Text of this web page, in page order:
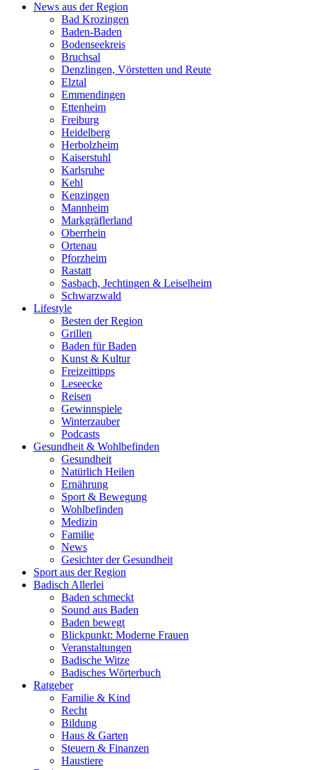
News aus der Region
Bad Krozingen
Baden-Baden
Bodenseekreis
Bruchsal
Denzlingen, Vörstetten und Reute
Elztal
Emmendingen
Ettenheim
Freiburg
Heidelberg
Herbolzheim
Kaiserstuhl
Karlsruhe
Kehl
Kenzingen
Mannheim
Markgräflerland
Oberrhein
Ortenau
Pforzheim
Rastatt
Sasbach, Jechtingen & Leiselheim
Schwarzwald
Lifestyle
Besten der Region
Grillen
Baden für Baden
Kunst & Kultur
Freizeittipps
Leseecke
Reisen
Gewinnspiele
Winterzauber
Podcasts
Gesundheit & Wohlbefinden
Gesundheit
Natürlich Heilen
Ernährung
Sport & Bewegung
Wohlbefinden
Medizin
Familie
News
Gesichter der Gesundheit
Sport aus der Region
Badisch Allerlei
Baden schmeckt
Sound aus Baden
Baden bewegt
Blickpunkt: Moderne Frauen
Veranstaltungen
Badische Witze
Badisches Wörterbuch
Ratgeber
Familie & Kind
Recht
Bildung
Haus & Garten
Steuern & Finanzen
Haustiere